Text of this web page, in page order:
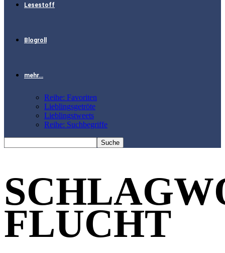
Lesestoff
Blogroll
mehr…
Reihe: Favoriten
Lieblingsgetröte
Lieblingstweets
Reihe: Suchbegriffe
FLUCHT